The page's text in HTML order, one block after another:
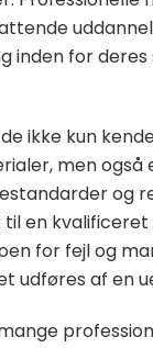
inden for
ikke kun
men
og
en
for fejl og
udføres af en